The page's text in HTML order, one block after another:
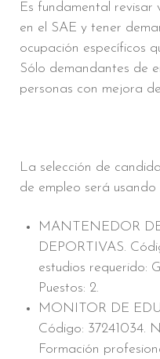
Es fundamental revisar
en el SAE y tener
ocupación específicos
Sólo demandantes de
personas con mejora
La selección de
de empleo será usando
MANTENEDOR
DEPORTIVAS.
estudios requerido:
Puestos: 2.
MONITOR DE
Código: 37241034.
Formación